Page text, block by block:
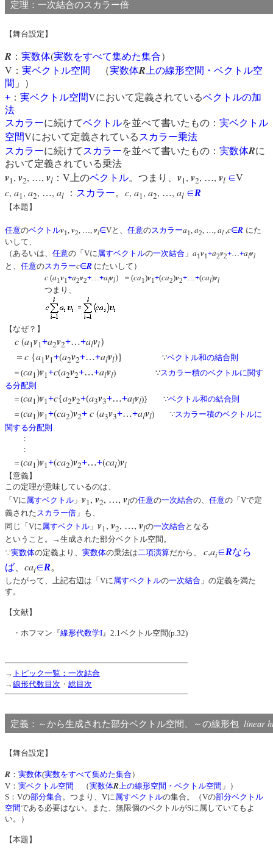
定理：一次結合のスカラー倍
【舞台設定】
R ： 実数体(実数をすべて集めた集合）
V ： 実ベクトル空間 （実数体R 上の線形空間・ベクトル空
間 」）
+ ： 実ベクトル空間Vにおいて定義されているベクトルの加
法
スカラーに続けてベクトルを並べて書いたもの： 実ベクトル
空間Vにおいて定義されている スカラー乗法
スカラーに続けて スカラーを並べて書いたもの： 実数体Rに
おいて定義されている乗法
v1, v2, …, vl ： V 上のベクトル。つまり、 v1, v2, …, vl ∈V
c, a1, a2, …, al ： スカラー。 c, a1, a2, …, al ∈R
【本題】
任意のベクトルv1 v2 vl∈Vと、 任意のスカラーa1 a2 al c∈R にた
いして、
（あるいは、 任意の「Vに属すベクトルの一次結合 」 a1v1+a2v2+…+alvl
と、 任意のスカラーc∈R にたいして）
c (a1v1+a2v2+ +alvl）＝(ca1)v1+(ca2)v2+ +(cal)vl
つまり、
【なぜ？】
c(a1v1+a2v2+…+alvl）
＝ c {a1v1+(a2v2+…+alvl)} ∵ベクトル和の結合則
＝(ca1)v1+c(a2v2+…+alvl) ∵スカラー積のベクトルに関す
る分配則
＝(ca1)v1+c{a2v2+(a3v3+…+alvl)} ∵ベクトル和の結合則
＝(ca1)v1+(ca2)v2+ c(a3v3+…+alvl) ∵スカラー積のベクトルに
関する分配則
：
：
＝(ca1)v1+(ca2)v2+…+(cal)vl
【意義】
この定理が意味しているのは、
「Vに 属すベクトル 」 v1, v2, …, vlの任意の一次結合の、 任意の「Vで定
義された スカラー倍 」も、
同じ「Vに 属すベクトル 」 v1, v2, …, vlの一次結合となる
ということ。→生成された部分ベクトル空間。
∵実数体の定義より、 実数体の乗法は二項演算だから、 c,ai∈Rなら
ば
cai∈R。
したがって、上記右辺は「Vに属すベクトルの一次結合 」の定義を満た
す。
【文献】
・ホフマン『線形代数学I』2.1ベクトル空間(p.32)
→ トピック一覧：一次結合
→線形代数目次 ・ 総目次
定義：～から生成された部分ベクトル空間、～の線形包linear
【舞台設定】
R ： 実数体(実数をすべて集めた集合）
V： 実ベクトル空間 （実数体R上の線形空間・ベクトル空間 」）
S：Vの部分集合。つまり、Vに属すベクトルの集合。（Vの部分ベクトル
空間である必要はない。また、無限個のベクトルがSに属していてもよ
い。）
【本題】